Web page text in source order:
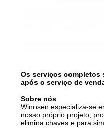
Os serviços completos
após o serviço de
Sobre nós
Winnsen especializa-se
nosso próprio projeto,
elimina chaves e para